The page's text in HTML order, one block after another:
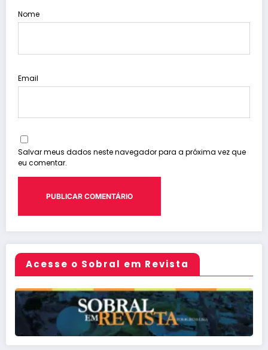
Nome
Email
Salvar meus dados neste navegador para a próxima vez que
eu comentar.
Acesse o Sobral em Revista